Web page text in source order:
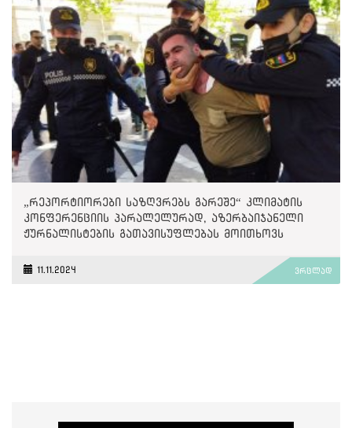
„რეპორტიორები საზღვრებს გარეშე“ კლიმატის
კონფერენციის პარალელურად, აზერბაიჯანელი
ჟურნალისტების გათავისუფლებას მოითხოვს
11.11.2024 ვრცლად